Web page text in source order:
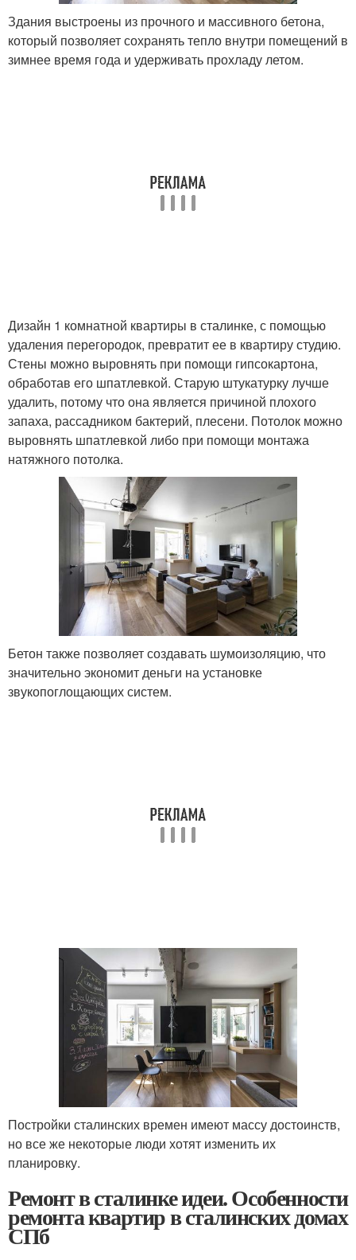
Здания выстроены из прочного и массивного бетона,
который позволяет сохранять тепло внутри помещений в
зимнее время года и удерживать прохладу летом.
Дизайн 1 комнатной квартиры в сталинке, с помощью
удаления перегородок, превратит ее в квартиру студию.
Стены можно выровнять при помощи гипсокартона,
обработав его шпатлевкой. Старую штукатурку лучше
удалить, потому что она является причиной плохого
запаха, рассадником бактерий, плесени. Потолок можно
выровнять шпатлевкой либо при помощи монтажа
натяжного потолка.
Бетон также позволяет создавать шумоизоляцию, что
значительно экономит деньги на установке
звукопоглощающих систем.
Постройки сталинских времен имеют массу достоинств,
но все же некоторые люди хотят изменить их
планировку.
Ремонт в сталинке идеи. Особенности
ремонта квартир в сталинских домах
СПб